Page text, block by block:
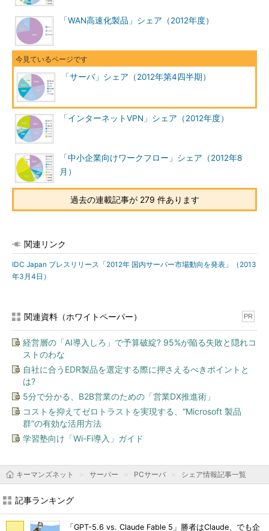
「WAN高速化製品」シェア（2012年度）
「サーバ」シェア（2012年第4四半期）
「インターネットVPN」シェア（2012年度）
「中小企業向けワークフロー」シェア（2012年8
月）
過去の連載記事が 279 件あります
関連リンク
IDC Japan プレスリリース「2012年 国内サーバー市場動向を発表」（2013
年3月4日）
関連資料（ホワイトペーパー） PR
経営層の「AI導入しろ」で予算破綻? 95%が陥る失敗と隠れコ
ストのわな
自社に合うEDR製品を選定する際に押さえるべきポイントと
は?
5分で分かる、B2B営業のための「営業DX推進術」
コストを抑えてゼロトラストを実現する、“Microsoft 製品
群”の有効な活用方法
学習塾向け「Wi-Fi導入」ガイド
キーマンズネット サーバー PCサーバ シェア情報記事一覧
記事ランキング
「GPT-5.6 vs. Claude Fable 5」勝者はClaude、でも企